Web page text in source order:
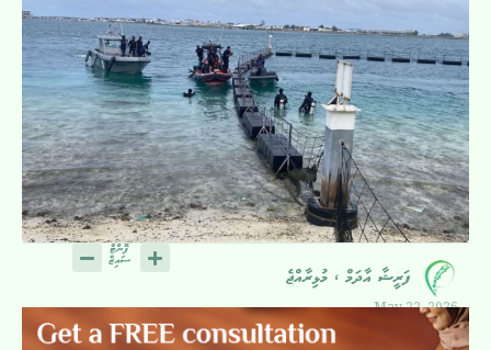
ފަރީޝާ އާދަމް ، މުޅިރާއްޖެ
May 22, 2026